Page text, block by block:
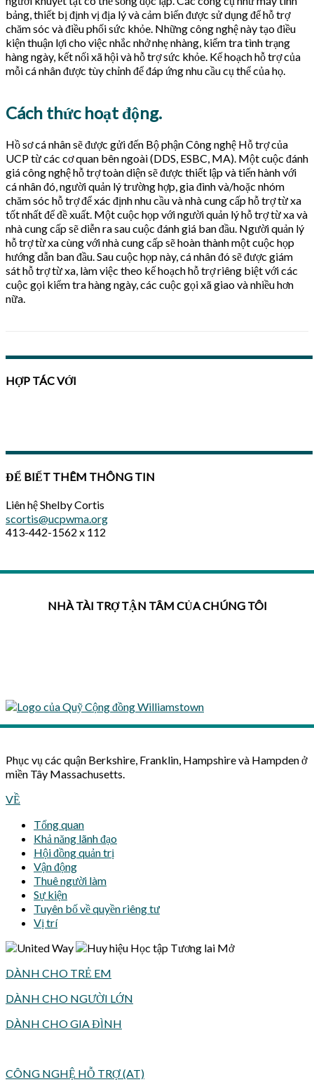
bảng, thiết bị định vị địa lý và cảm biến được sử dụng để hỗ trợ
chăm sóc và điều phối sức khỏe. Những công nghệ này tạo điều
kiện thuận lợi cho việc nhắc nhở nhẹ nhàng, kiểm tra tình trạng
hàng ngày, kết nối xã hội và hỗ trợ sức khỏe. Kế hoạch hỗ trợ của
mỗi cá nhân được tùy chỉnh để đáp ứng nhu cầu cụ thể của họ.
Cách thức hoạt động.
Hồ sơ cá nhân sẽ được gửi đến Bộ phận Công nghệ Hỗ trợ của
UCP từ các cơ quan bên ngoài (DDS, ESBC, MA). Một cuộc đánh
giá công nghệ hỗ trợ toàn diện sẽ được thiết lập và tiến hành với
cá nhân đó, người quản lý trường hợp, gia đình và/hoặc nhóm
chăm sóc hỗ trợ để xác định nhu cầu và nhà cung cấp hỗ trợ từ xa
tốt nhất để đề xuất. Một cuộc họp với người quản lý hỗ trợ từ xa và
nhà cung cấp sẽ diễn ra sau cuộc đánh giá ban đầu. Người quản lý
hỗ trợ từ xa cùng với nhà cung cấp sẽ hoàn thành một cuộc họp
hướng dẫn ban đầu. Sau cuộc họp này, cá nhân đó sẽ được giám
sát hỗ trợ từ xa, làm việc theo kế hoạch hỗ trợ riêng biệt với các
cuộc gọi kiểm tra hàng ngày, các cuộc gọi xã giao và nhiều hơn
nữa.
HỢP TÁC VỚI
ĐỂ BIẾT THÊM THÔNG TIN
Liên hệ Shelby Cortis
scortis@ucpwma.org
413-442-1562 x 112
NHÀ TÀI TRỢ TẬN TÂM CỦA CHÚNG TÔI
Phục vụ các quận Berkshire, Franklin, Hampshire và Hampden ở
miền Tây Massachusetts.
VỀ
Tổng quan
Khả năng lãnh đạo
Hội đồng quản trị
Vận động
Thuê người làm
Sự kiện
Tuyên bố về quyền riêng tư
Vị trí
DÀNH CHO TRẺ EM
DÀNH CHO NGƯỜI LỚN
DÀNH CHO GIA ĐÌNH
CÔNG NGHỆ HỖ TRỢ (AT)